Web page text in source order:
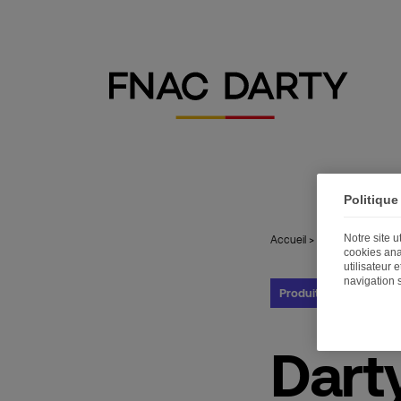
Accueil > Publications>
Produits et Innovation
Notre site
cookies
utilisateur
navigation